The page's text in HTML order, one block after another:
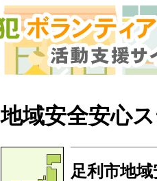
地域安全安心
足利市地